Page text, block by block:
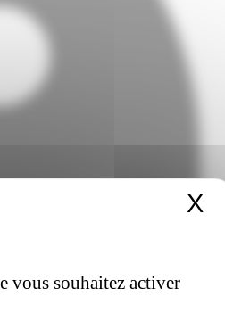
vous souhaitez activer
X